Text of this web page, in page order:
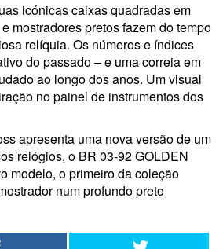
icónicas caixas quadradas em
mostradores pretos fazem do tempo
relíquia. Os números e índices
do passado – e uma correia em
ao longo dos anos. Um visual
no painel de instrumentos dos
apresenta uma nova versão de um
relógios, o BR 03-92 GOLDEN
modelo, o primeiro da coleção
num profundo preto